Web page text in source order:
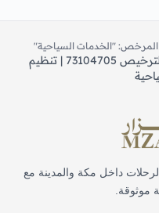
داخل مكة والمدينة مع
موثوقة.
مرخصة من وزارة السياحة رقم الترخيص 73104705 | تنظيم